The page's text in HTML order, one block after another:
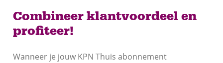
Combineer klantvoordeel en
profiteer!
Wanneer je jouw KPN Thuis abonnement